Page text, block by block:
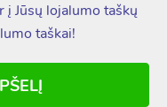
į Jūsų lojalumo taškų
taškai!